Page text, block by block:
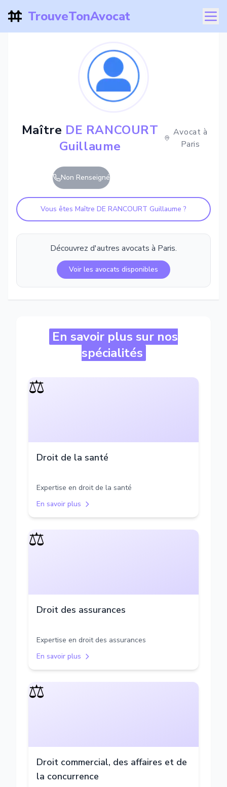
TrouveTonAvocat
Maître DE RANCOURT
Guillaume
Avocat à
Paris
Non Renseigné
Vous êtes Maître DE RANCOURT Guillaume ?
Découvrez d'autres avocats à Paris.
Voir les avocats disponibles
En savoir plus sur nos
spécialités
⚖️
Droit de la santé
Expertise en droit de la santé
En savoir plus
⚖️
Droit des assurances
Expertise en droit des assurances
En savoir plus
⚖️
Droit commercial, des affaires et de
la concurrence